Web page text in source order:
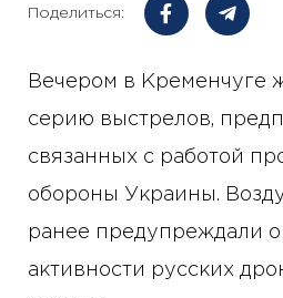
Поделиться:
Вечером в Кременчуге
серию выстрелов,
связанных с работой
обороны Украины.
ранее предупреждали
активности русских